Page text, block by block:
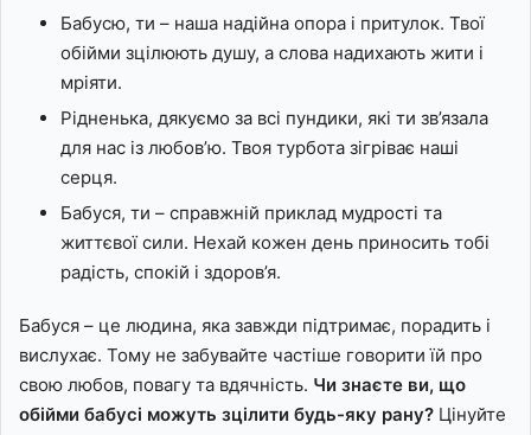
Бабусю, ти – наша надійна опора і притулок. Твої
обійми зцілюють душу, а слова надихають жити і
мріяти.
Рідненька, дякуємо за всі пундики, які ти зв’язала
для нас із любов’ю. Твоя турбота зігріває наші
серця.
Бабуся, ти – справжній приклад мудрості та
життєвої сили. Нехай кожен день приносить тобі
радість, спокій і здоров’я.
Бабуся – це людина, яка завжди підтримає, порадить і
вислухає. Тому не забувайте частіше говорити їй про
свою любов, повагу та вдячність. Чи знаєте ви, що
обійми бабусі можуть зцілити будь-яку рану? Цінуйте